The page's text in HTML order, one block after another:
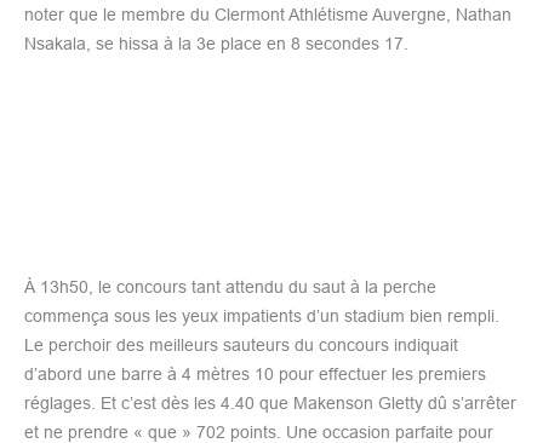
noter que le membre du Clermont Athlétisme Auvergne, Nathan
Nsakala, se hissa à la 3e place en 8 secondes 17.
À 13h50, le concours tant attendu du saut à la perche
commença sous les yeux impatients d’un stadium bien rempli.
Le perchoir des meilleurs sauteurs du concours indiquait
d’abord une barre à 4 mètres 10 pour effectuer les premiers
réglages. Et c’est dès les 4.40 que Makenson Gletty dû s’arrêter
et ne prendre « que » 702 points. Une occasion parfaite pour